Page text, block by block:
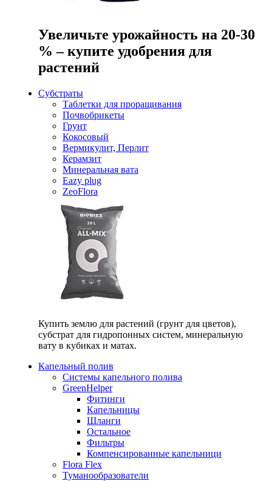
Увеличьте урожайность на 20-30
% – купите удобрения для
растений
Субстраты
Таблетки для проращивания
Почвобрикеты
Грунт
Кокосовый
Вермикулит, Перлит
Керамзит
Минеральная вата
Eazy plug
ZeoFlora
Купить землю для растений (грунт для цветов),
субстрат для гидропонных систем, минеральную
вату в кубиках и матах.
Капельный полив
Системы капельного полива
GreenHelper
Фитинги
Капельницы
Шланги
Остальное
Фильтры
Компенсированные капельници
Flora Flex
Туманообразователи